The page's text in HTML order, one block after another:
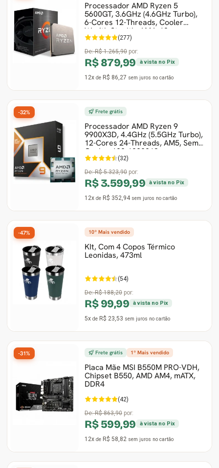
Processador AMD Ryzen 5
5600GT, 3.6GHz (4.6GHz Turbo),
6-Cores 12-Threads, Cooler
Wraith Stealth, AM4, 10
(277)
De:R$ 1.265,90 por:
R$ 879,99 à vista no Pix
12x de R$ 86,27 sem juros no cartão
Frete grátis
Processador AMD Ryzen 9
9900X3D, 4.4GHz (5.5GHz Turbo),
12-Cores 24-Threads, AM5, Sem
Cooler, 100-1000013
(32)
De:R$ 5.323,90 por:
R$ 3.599,99 à vista no Pix
12x de R$ 352,94sem juros no cartão
-32%
10º Mais vendido
KIt, Com 4 Copos Térmico
Leonidas, 473ml
(54)
De:R$ 188,20 por:
R$ 99,99 à vista no Pix
5x de R$ 23,53 sem juros no cartão
-47%
Frete grátis 1º Mais vendido
Placa Mãe MSI B550M PRO-VDH,
Chipset B550, AMD AM4, mATX,
DDR4
(42)
De:R$ 863,90 por:
R$ 599,99 à vista no Pix
12x de R$ 58,82 sem juros no cartão
-31%